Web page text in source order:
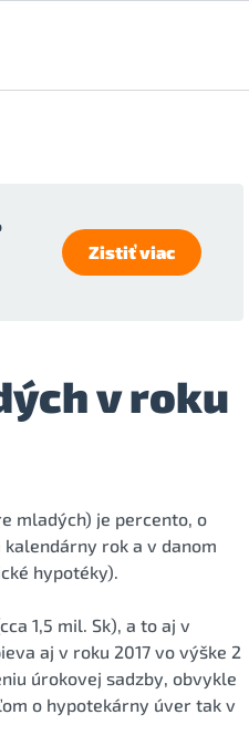
Zistiť viac
v roku
mladých) je percento, o
rok a v danom
hypotéky).
1,5 mil. Sk), a to aj v
aj v roku 2017 vo výške 2
úrokovej sadzby, obvykle
o hypotekárny úver tak v